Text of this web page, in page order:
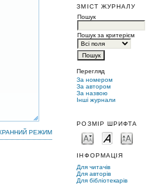
ЗМІСТ ЖУРНАЛУ
Пошук
Пошук за критерієм
Перегляд
За номером
За автором
За назвою
Інші журнали
РОЗМІР ШРИФТА
ІНФОРМАЦІЯ
Для читачів
Для авторів
Для бібліотекарів
РЕЖИМ